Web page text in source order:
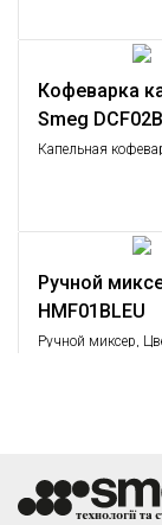
Кофеварка
Smeg
Капельная
Ручной
HMF01BLEU
Ручной миксер,
Smeg
Набор